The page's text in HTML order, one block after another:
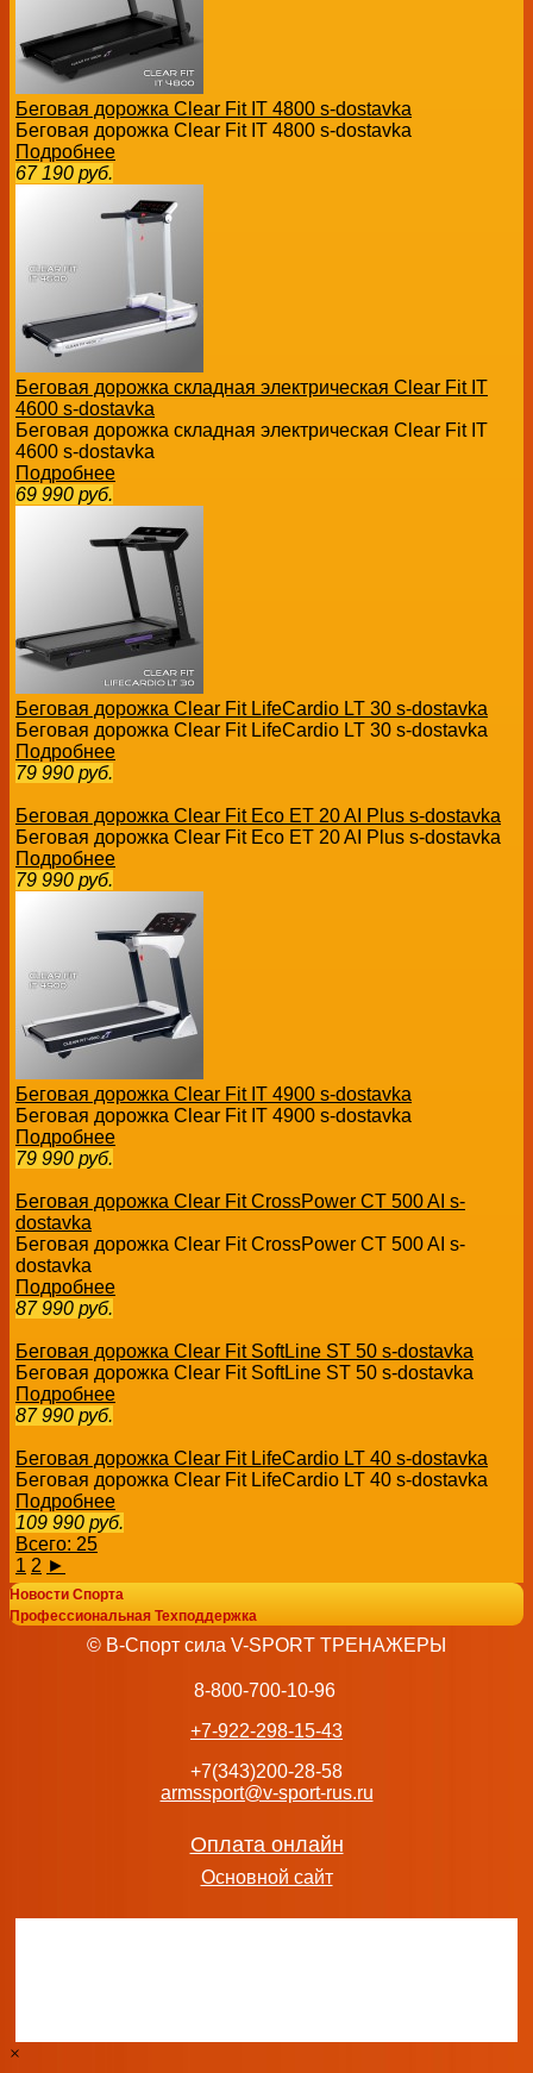
Беговая дорожка Clear Fit IT 4800 s-dostavka
Беговая дорожка Clear Fit IT 4800 s-dostavka
Подробнее
67 190 руб.
Беговая дорожка складная электрическая Clear Fit IT
4600 s-dostavka
Беговая дорожка складная электрическая Clear Fit IT
4600 s-dostavka
Подробнее
69 990 руб.
Беговая дорожка Clear Fit LifeCardio LT 30 s-dostavka
Беговая дорожка Clear Fit LifeCardio LT 30 s-dostavka
Подробнее
79 990 руб.
Беговая дорожка Clear Fit Eco ET 20 AI Plus s-dostavka
Беговая дорожка Clear Fit Eco ET 20 AI Plus s-dostavka
Подробнее
79 990 руб.
Беговая дорожка Clear Fit IT 4900 s-dostavka
Беговая дорожка Clear Fit IT 4900 s-dostavka
Подробнее
79 990 руб.
Беговая дорожка Clear Fit CrossPower CT 500 AI s-
dostavka
Беговая дорожка Clear Fit CrossPower CT 500 AI s-
dostavka
Подробнее
87 990 руб.
Беговая дорожка Clear Fit SoftLine ST 50 s-dostavka
Беговая дорожка Clear Fit SoftLine ST 50 s-dostavka
Подробнее
87 990 руб.
Беговая дорожка Clear Fit LifeCardio LT 40 s-dostavka
Беговая дорожка Clear Fit LifeCardio LT 40 s-dostavka
Подробнее
109 990 руб.
Всего: 25
1 2 ►
Новости Спорта
Профессиональная Техподдержка
© В-Спорт сила V-SPORT ТРЕНАЖЕРЫ
8-800-700-10-96
+7-922-298-15-43
+7(343)200-28-58
armssport@v-sport-rus.ru
Оплата онлайн
Основной сайт
×